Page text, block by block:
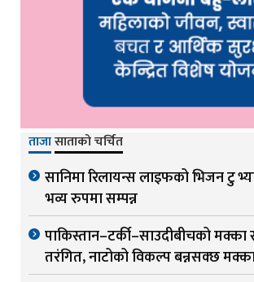
ताजासाताको चर्चित
सानिमा रिलायन्स लाइफको भिजन टु
भव्य रुपमा सम्पन्न
पाकिस्तान–टर्की–साउदीबीचको मक्का
तरंगित, नाटोको विकल्प बन्नसक्छ